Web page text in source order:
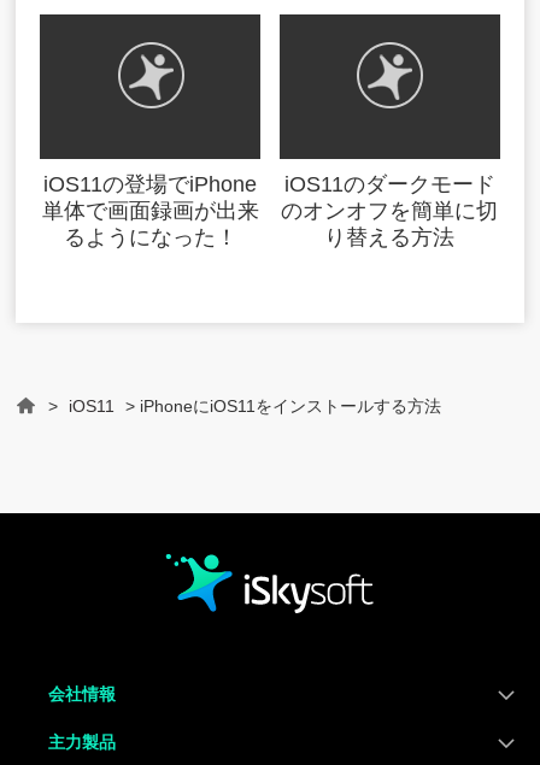
iOS11の登場でiPhone
単体で画面録画が出来
るようになった！
iOS11のダークモード
のオンオフを簡単に切
り替える方法
> iOS11 > iPhoneにiOS11をインストールする方法
会社情報
主力製品